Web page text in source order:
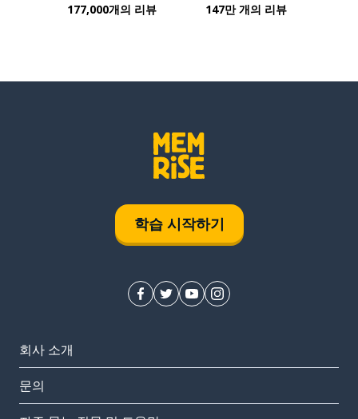
177,000개의 리뷰 147만 개의 리뷰
학습 시작하기
회사 소개
문의